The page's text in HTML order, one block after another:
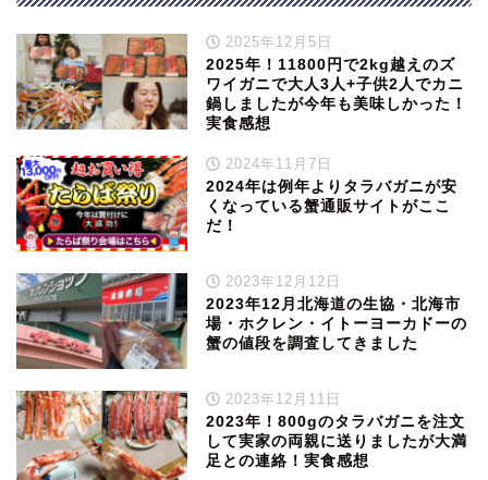
2025年12月5日
2025年！11800円で2kg越えのズ
ワイガニで大人3人+子供2人でカニ
鍋しましたが今年も美味しかった！
実食感想
2024年11月7日
2024年は例年よりタラバガニが安
くなっている蟹通販サイトがここ
だ！
2023年12月12日
2023年12月北海道の生協・北海市
場・ホクレン・イトーヨーカドーの
蟹の値段を調査してきました
2023年12月11日
2023年！800gのタラバガニを注文
して実家の両親に送りましたが大満
足との連絡！実食感想